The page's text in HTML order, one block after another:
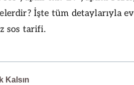
İşte tüm detaylarıyla
sos tarifi.
Kalsın